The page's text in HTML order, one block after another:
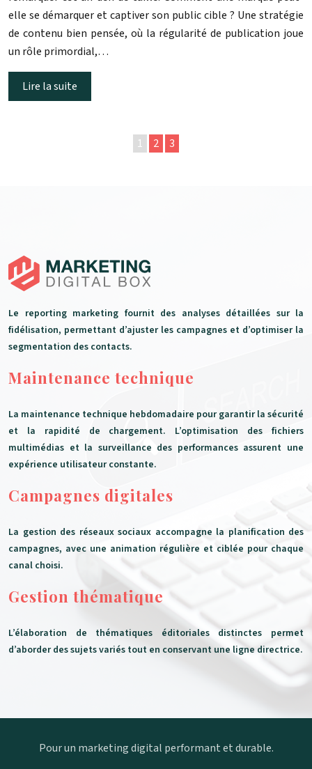
elle se démarquer et captiver son public cible ? Une stratégie
de contenu bien pensée, où la régularité de publication joue
un rôle primordial,…
Lire la suite
1 2 3
Le reporting marketing fournit des analyses détaillées sur la
fidélisation, permettant d’ajuster les campagnes et d’optimiser la
segmentation des contacts.
Maintenance technique
La maintenance technique hebdomadaire pour garantir la sécurité
et la rapidité de chargement. L’optimisation des fichiers
multimédias et la surveillance des performances assurent une
expérience utilisateur constante.
Campagnes digitales
La gestion des réseaux sociaux accompagne la planification des
campagnes, avec une animation régulière et ciblée pour chaque
canal choisi.
Gestion thématique
L’élaboration de thématiques éditoriales distinctes permet
d’aborder des sujets variés tout en conservant une ligne directrice.
Pour un marketing digital performant et durable.